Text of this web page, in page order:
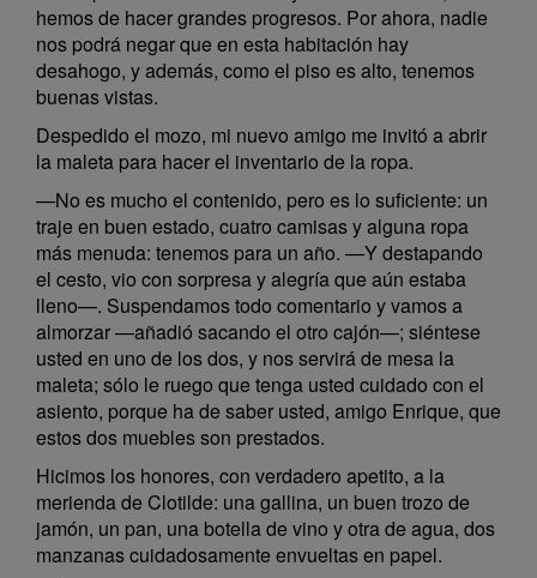
hemos de hacer grandes progresos. Por ahora, nadie
nos podrá negar que en esta habitación hay
desahogo, y además, como el piso es alto, tenemos
buenas vistas.
Despedido el mozo, mi nuevo amigo me invitó a abrir
la maleta para hacer el inventario de la ropa.
—No es mucho el contenido, pero es lo suficiente: un
traje en buen estado, cuatro camisas y alguna ropa
más menuda: tenemos para un año. —Y destapando
el cesto, vio con sorpresa y alegría que aún estaba
lleno—. Suspendamos todo comentario y vamos a
almorzar —añadió sacando el otro cajón—; siéntese
usted en uno de los dos, y nos servirá de mesa la
maleta; sólo le ruego que tenga usted cuidado con el
asiento, porque ha de saber usted, amigo Enrique, que
estos dos muebles son prestados.
Hicimos los honores, con verdadero apetito, a la
merienda de Clotilde: una gallina, un buen trozo de
jamón, un pan, una botella de vino y otra de agua, dos
manzanas cuidadosamente envueltas en papel.